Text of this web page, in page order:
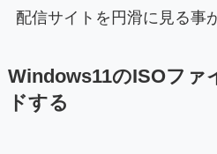
配信サイトを円滑に見る事
Windows11のISOファ
ドする